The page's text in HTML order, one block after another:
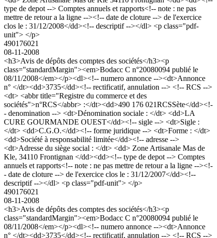
type de depot --> Comptes annuels et rapports<!-- note : ne pas
mettre de retour a la ligne --><!-- date de cloture --> de l'exercice
clos le : 31/12/2008</dd><!-- descriptif --></dl> <p class="pdf-
unit"> </p>
490176021
08-11-2008
<h3>Avis de dépôts des comptes des sociétés</h3><p
class="standardMargin"><em>Bodacc C n°20080094 publié le
08/11/2008</em></p><dl><!-- numero annonce --><dt>Annonce
n° </dt><dd>3735</dd><!-- rectificatif, annulation --> <!-- RCS -->
<dt> <abbr title="Registre du commerce et des
sociétés">n°RCS</abbr> :</dt><dd>490 176 021RCSSète</dd><!-
- denomination --> <dt>Dénomination sociale : </dt> <dd>LA
CURE GOURMANDE OUEST</dd><!-- sigle --> <dt>Sigle :
</dt> <dd>C.G.O.</dd><!-- forme juridique --> <dt>Forme : </dt>
<dd>Société à responsabilité limitée</dd><!-- adresse -->
<dt>Adresse du siège social : </dt> <dd> Zone Artisanale Mas de
Kle, 34110 Frontignan </dd><dd><!-- type de depot --> Comptes
annuels et rapports<!-- note : ne pas mettre de retour a la ligne --><!-
- date de cloture --> de l'exercice clos le : 31/12/2007</dd><!--
descriptif --></dl> <p class="pdf-unit"> </p>
490176021
08-11-2008
<h3>Avis de dépôts des comptes des sociétés</h3><p
class="standardMargin"><em>Bodacc C n°20080094 publié le
08/11/2008</em></p><dl><!-- numero annonce --><dt>Annonce
n° </dt><dd>3735</dd><!-- rectificatif, annulation --> <!-- RCS -->